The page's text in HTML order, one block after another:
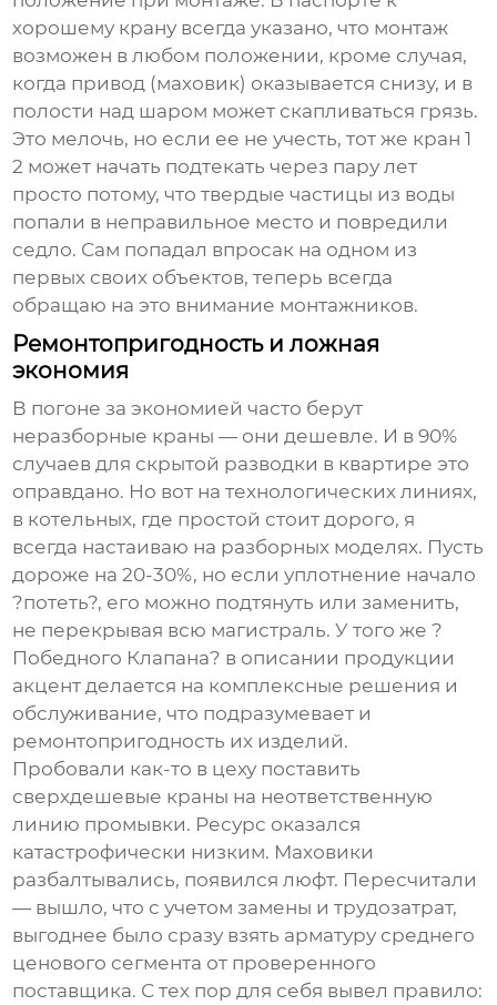
хорошему крану всегда указано, что монтаж
возможен в любом положении, кроме случая,
когда привод (маховик) оказывается снизу, и в
полости над шаром может скапливаться грязь.
Это мелочь, но если ее не учесть, тот же кран1
2 может начать подтекать через пару лет
просто потому, что твердые частицы из воды
попали в неправильное место и повредили
седло. Сам попадал впросак на одном из
первых своих объектов, теперь всегда
обращаю на это внимание монтажников.
Ремонтопригодность и ложная
экономия
В погоне за экономией часто берут
неразборные краны — они дешевле. И в 90%
случаев для скрытой разводки в квартире это
оправдано. Но вот на технологических линиях,
в котельных, где простой стоит дорого, я
всегда настаиваю на разборных моделях. Пусть
дороже на 20-30%, но если уплотнение начало
?потеть?, его можно подтянуть или заменить,
не перекрывая всю магистраль. У того же ?
Победного Клапана? в описании продукции
акцент делается на комплексные решения и
обслуживание, что подразумевает и
ремонтопригодность их изделий.
Пробовали как-то в цеху поставить
сверхдешевые краны на неответственную
линию промывки. Ресурс оказался
катастрофически низким. Маховики
разбалтывались, появился люфт. Пересчитали
— вышло, что с учетом замены и трудозатрат,
выгоднее было сразу взять арматуру среднего
ценового сегмента от проверенного
поставщика. С тех пор для себя вывел правило: